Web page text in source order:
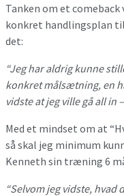
Tanken om et comeback
konkret handlingsplan
det:
“Jeg har aldrig kunne
konkret målsætning, en
vidste at jeg ville gå all in
Med et mindset om at
så skal jeg minimum
Kenneth sin træning 6
“Selvom jeg vidste, hvad